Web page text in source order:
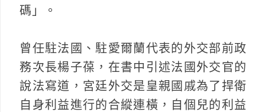
碼」。
曾任駐法國、駐愛爾蘭代表的外交部前政
務次長楊子葆，在書中引述法國外交官的
說法寫道，宮廷外交是皇親國戚為了捍衛
自身利益進行的合縱連橫，自個兒的利益